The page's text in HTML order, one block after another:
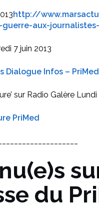
http://
aux-journalistes-
7 juin 2013
Dialogue Infos – PriMed
sur Radio Galère Lundi
PriMed
du